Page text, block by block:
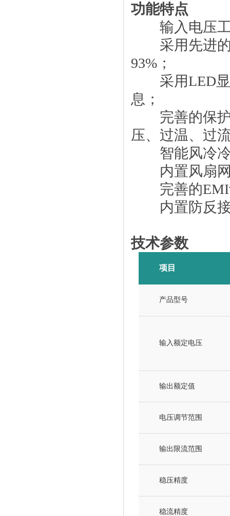
功能特点
输入电压工
采用先进的
93%；
采用LED显
息；
完善的保护
压、过温、过
智能风冷冷
内置风扇网
完善的EMI
内置防反接
技术参数
项目
产品型号
输入额定电压
输出额定值
电压调节范围
输出限流范围
稳压精度
稳流精度